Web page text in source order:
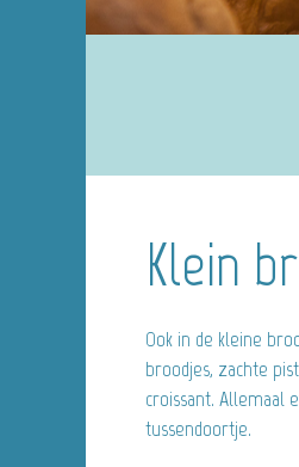
Klein
Ook in de kleine
broodjes, zachte
croissant. Allemaal
tussendoortje.